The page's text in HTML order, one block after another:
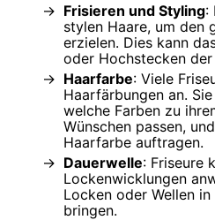
Frisieren und Styling:
stylen Haare, um den
erzielen. Dies kann
oder Hochstecken der
Haarfarbe: Viele
Haarfärbungen an.
welche Farben zu
Wünschen passen,
Haarfarbe auftragen.
Dauerwelle: Friseure
Lockenwicklungen
Locken oder Wellen
bringen.